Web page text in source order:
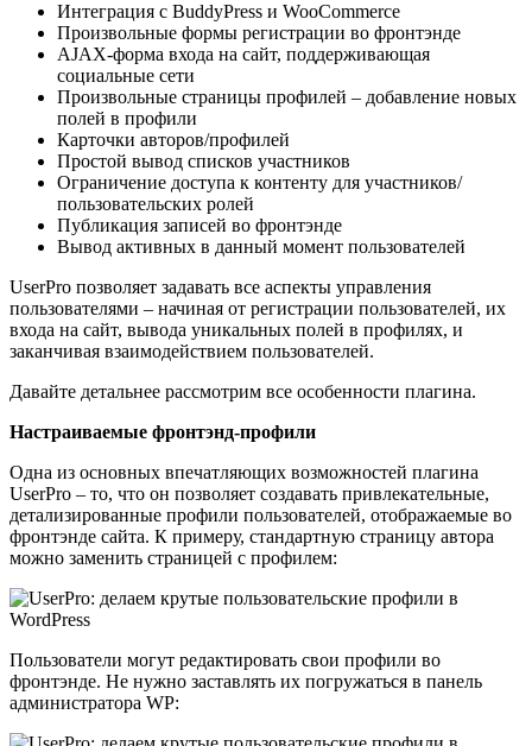
Интеграция с BuddyPress и WooCommerce
Произвольные формы регистрации во фронтэнде
AJAX-форма входа на сайт, поддерживающая
социальные сети
Произвольные страницы профилей – добавление новых
полей в профили
Карточки авторов/профилей
Простой вывод списков участников
Ограничение доступа к контенту для участников/
пользовательских ролей
Публикация записей во фронтэнде
Вывод активных в данный момент пользователей
UserPro позволяет задавать все аспекты управления
пользователями – начиная от регистрации пользователей, их
входа на сайт, вывода уникальных полей в профилях, и
заканчивая взаимодействием пользователей.
Давайте детальнее рассмотрим все особенности плагина.
Настраиваемые фронтэнд-профили
Одна из основных впечатляющих возможностей плагина
UserPro – то, что он позволяет создавать привлекательные,
детализированные профили пользователей, отображаемые во
фронтэнде сайта. К примеру, стандартную страницу автора
можно заменить страницей с профилем:
Пользователи могут редактировать свои профили во
фронтэнде. Не нужно заставлять их погружаться в панель
администратора WP: